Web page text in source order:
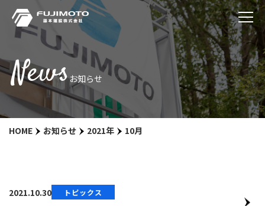
Newsお知らせ
HOME お知らせ 2021年 10月
2021.10.30 トピックス